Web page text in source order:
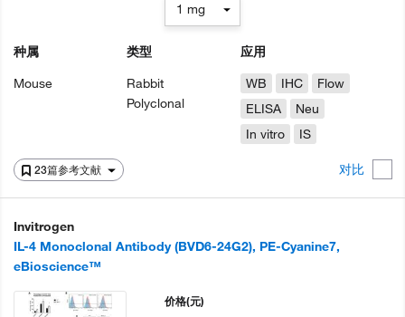
23篇参考文献 对比
种属
Mouse
类型
Rabbit
Polyclonal
应用
WB
IHC
Flow
ELISA
Neu
In vitro
IS
1 mg
Invitrogen
IL-4 Monoclonal Antibody (BVD6-24G2), PE-Cyanine7,
eBioscience™
价格(元)